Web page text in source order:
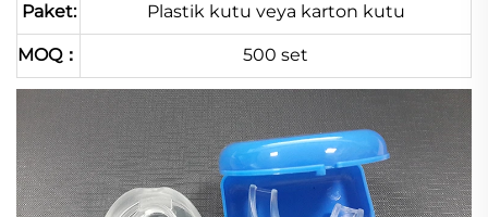
Paket:
Plastik kutu veya karton kutu
MOQ： 500 set